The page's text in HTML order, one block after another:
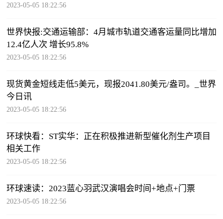
2023-05-05 18:22:56
世界快报:交通运输部：4月城市轨道交通客运量同比增加
12.4亿人次 增长95.8%
2023-05-05 18:22:56
现货黄金短线走低5美元，现报2041.80美元/盎司。_世界
今日讯
2023-05-05 18:22:56
环球快看：ST实华：正在积极推进新型催化剂生产项目
相关工作
2023-05-05 18:22:56
环球速读：2023蓝心羽武汉演唱会时间+地点+门票
2023-05-05 18:22:56